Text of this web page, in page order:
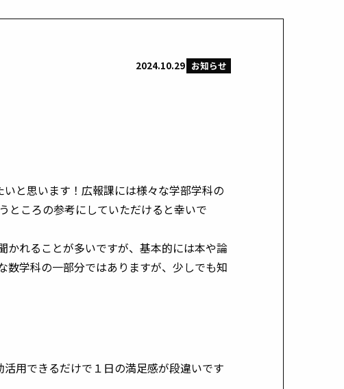
2024.10.29 お知らせ
と思います！広報課には様々な学部学科の
ところの参考にしていただけると幸いで
かれることが多いですが、基本的には本や論
数学科の一部分ではありますが、少しでも知
用できるだけで１日の満足感が段違いです